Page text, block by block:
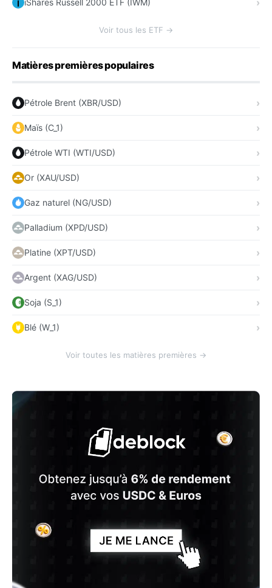
iShares Russell 2000 ETF (IWM)
Voir tous les ETF →
Matières premières populaires
Pétrole Brent (XBR/USD)
Maïs (C_1)
Pétrole WTI (WTI/USD)
Or (XAU/USD)
Gaz naturel (NG/USD)
Palladium (XPD/USD)
Platine (XPT/USD)
Argent (XAG/USD)
Soja (S_1)
Blé (W_1)
Voir toutes les matières premières →